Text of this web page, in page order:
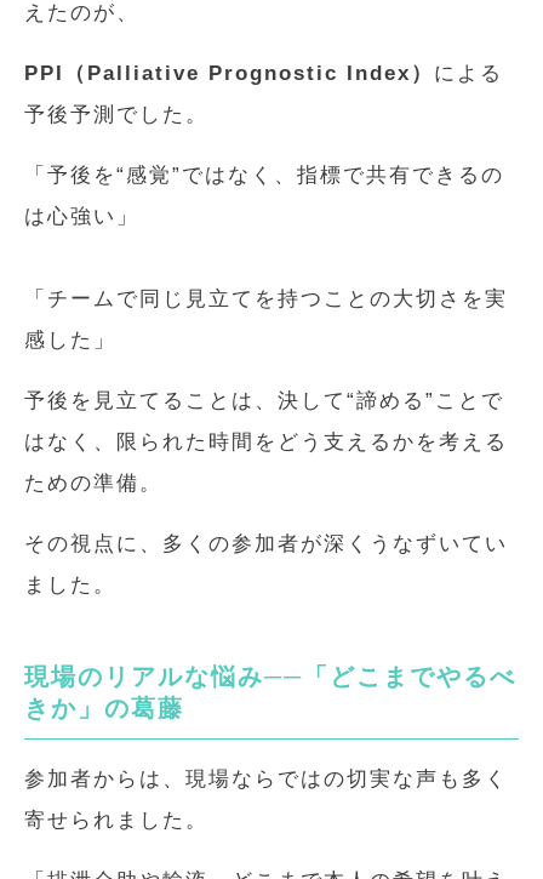
えたのが、
PPI（Palliative Prognostic Index） による
予後予測でした。
「予後を“感覚”ではなく、指標で共有できるの
は心強い」
「チームで同じ見立てを持つことの大切さを実
感した」
予後を見立てることは、決して“諦める”ことで
はなく、限られた時間をどう支えるかを考える
ための準備。
その視点に、多くの参加者が深くうなずいてい
ました。
現場のリアルな悩み──「どこまでやるべ
きか」の葛藤
参加者からは、現場ならではの切実な声も多く
寄せられました。